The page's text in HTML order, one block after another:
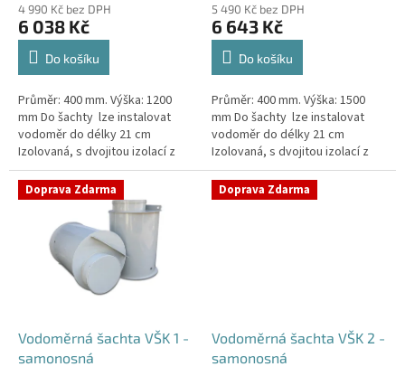
produktu
je
4,5
hvězdiček.
4 990 Kč bez DPH
6 038 Kč
Do košíku
Průměr: 400 mm. Výška: 1200
mm Do šachty lze instalovat
vodoměr do délky 21 cm
Izolovaná, s dvojitou izolací z
tvrzeného
polystyrenuSamonosná
vodoměrná šachta DN400 -...
produktu
je
4,6
hvězdiček.
5 490 Kč bez DPH
6 643 Kč
Do košíku
Průměr: 400 mm. Výška: 1500
mm Do šachty lze instalovat
vodoměr do délky 21 cm
Izolovaná, s dvojitou izolací z
tvrzeného
polystyrenuSamonosná
vodoměrná šachta DN400 -...
Doprava Zdarma
Vodoměrná šachta VŠK 1 -
samonosná
Doprava Zdarma
Vodoměrná šachta VŠK 2 -
samonosná